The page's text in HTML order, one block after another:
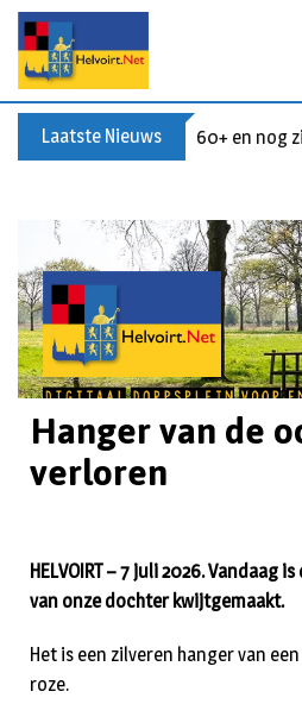
Laatste Nieuws 60+ en nog
Hanger van de
verloren
HELVOIRT – 7 juli 2026. Vandaag
van onze dochter kwijtgemaakt.
Het is een zilveren hanger van
roze.